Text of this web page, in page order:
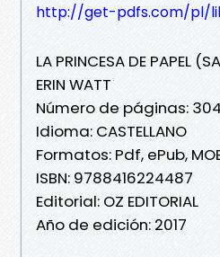
http://get-pdfs.com/pl/
LA PRINCESA DE PAPEL
ERIN WATT
Número de páginas: 304
Idioma: CASTELLANO
Formatos: Pdf, ePub,
ISBN: 9788416224487
Editorial: OZ EDITORIAL
Año de edición: 2017